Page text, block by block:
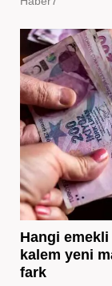
Hangi
kalem yeni
fark